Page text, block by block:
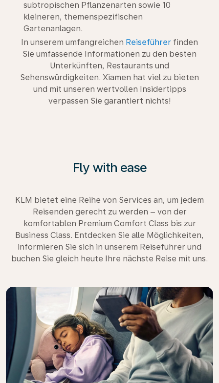
subtropischen Pflanzenarten sowie 10
kleineren, themenspezifischen
Gartenanlagen.
In unserem umfangreichen Reiseführer finden
Sie umfassende Informationen zu den besten
Unterkünften, Restaurants und
Sehenswürdigkeiten. Xiamen hat viel zu bieten
und mit unseren wertvollen Insidertipps
verpassen Sie garantiert nichts!
Fly with ease
KLM bietet eine Reihe von Services an, um jedem
Reisenden gerecht zu werden – von der
komfortablen Premium Comfort Class bis zur
Business Class. Entdecken Sie alle Möglichkeiten,
informieren Sie sich in unserem Reiseführer und
buchen Sie gleich heute Ihre nächste Reise mit uns.